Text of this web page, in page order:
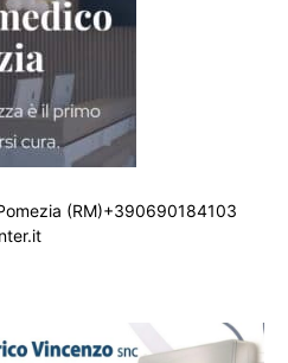
(RM)+390690184103